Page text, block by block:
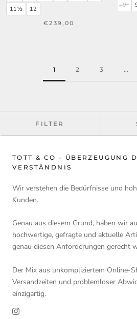
11½
12
€239,00
9
1 2 3 ...
FILTER
TOTT & CO - ÜBERZEUGUNG
VERSTÄNDNIS
Wir verstehen die Bedürfnisse und
Kunden.
Genau aus diesem Grund, haben wir
hochwertige, gefragte und aktuelle
genau diesen Anforderungen gerecht
Der Mix aus unkompliziertem Online-
Versandzeiten und problemloser
einzigartig.